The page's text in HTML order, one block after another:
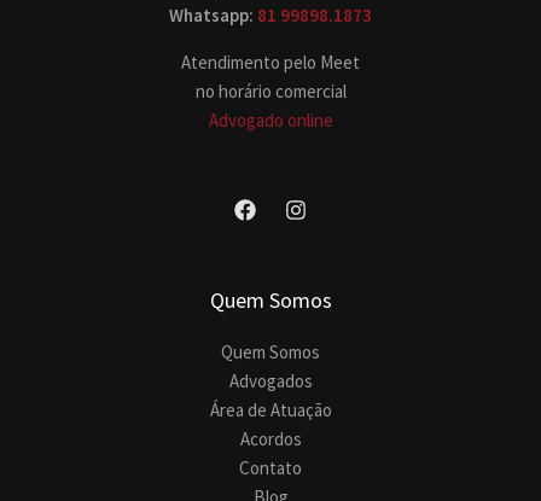
Whatsapp: 81 99898.1873
Atendimento pelo Meet
no horário comercial
Advogado online
Quem Somos
Quem Somos
Advogados
Área de Atuação
Acordos
Contato
Blog